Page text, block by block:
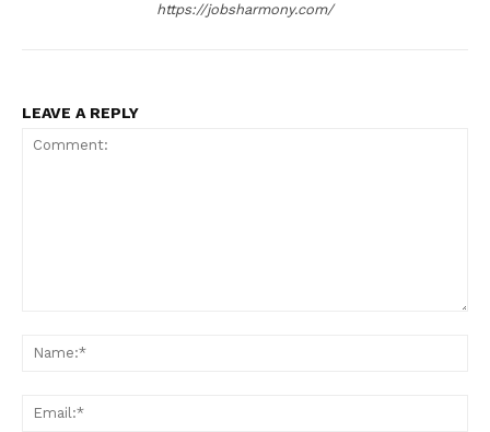
https://jobsharmony.com/
LEAVE A REPLY